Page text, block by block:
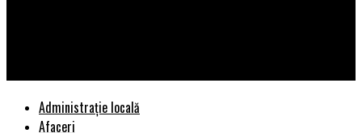
Administrație locală
Afaceri